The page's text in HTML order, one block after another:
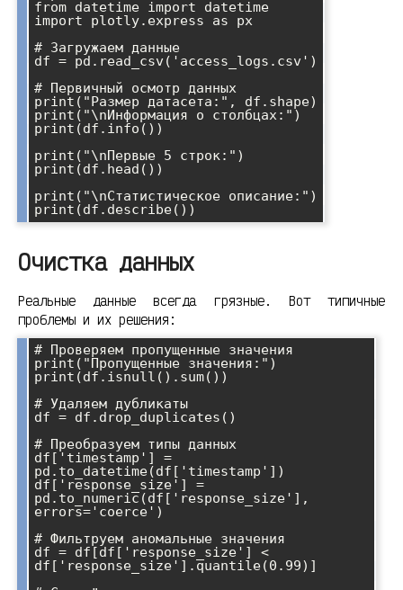
from datetime import datetime
import plotly.express as px
# Загружаем данные
df = pd.read_csv('access_logs.csv')
# Первичный осмотр данных
print("Размер датасета:", df.shape)
print("\nИнформация о столбцах:")
print(df.info())
print("\nПервые 5 строк:")
print(df.head())
print("\nСтатистическое описание:")
Очистка данных
Реальные данные всегда грязные. Вот типичные
проблемы и их решения:
# Проверяем пропущенные значения
print("Пропущенные значения:")
print(df.isnull().sum())
# Удаляем дубликаты
df = df.drop_duplicates()
# Преобразуем типы данных
df['timestamp'] =
pd.to_datetime(df['timestamp'])
df['response_size'] =
pd.to_numeric(df['response_size'],
errors='coerce')
# Фильтруем аномальные значения
df = df[df['response_size'] <
df['response_size'].quantile(0.99)]